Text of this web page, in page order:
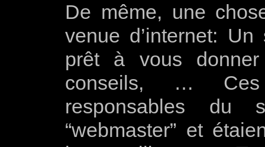
De même, une
venue d’internet:
prêt à vous
conseils,
… Ces
responsables du
“webmaster” et